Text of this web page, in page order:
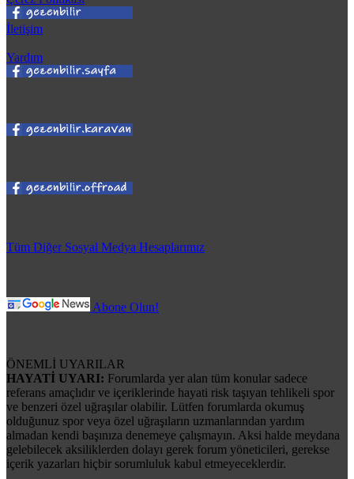
İletişim
Yardım
Tüm Diğer Sosyal Medya Hesaplarımız
Abone Olun!
ÖNEMLİ UYARILAR
HAYATİ UYARI: Forumlarda yer alan tüm konular sadece
referans amaçlıdır ve içeriklerinde hayati risk taşıyan tehlikeli spor
ve benzeri özel uğraşılar olabilir. Lütfen forumlarda okumuş
olduğunuz spor veya özel uğraşıların uzmanlarından yardım
almadan kendi başınıza denemeye çalışmayın. Aksi halde meydana
gelebilecek aksiliklerden dolayı gerek forum yöneticileri, gerekse
içerik yazarları hiçbir sorumluluk kabul etmeyeceklerdir.